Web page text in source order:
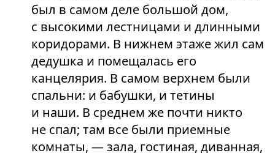
был в самом деле большой дом,
с высокими лестницами и длинными
коридорами. В нижнем этаже жил сам
дедушка и помещалась его
канцелярия. В самом верхнем были
спальни: и бабушки, и тетины
и наши. В среднем же почти никто
не спал; там все были приемные
комнаты, — зала, гостиная, диванная,